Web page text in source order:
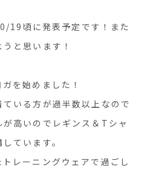
19頃に発表予定です！また
と思います！
を始めました！
いる方が過半数以上なので
高いのでレギンス＆Tシャ
ています。
レーニングウェアで過ごし